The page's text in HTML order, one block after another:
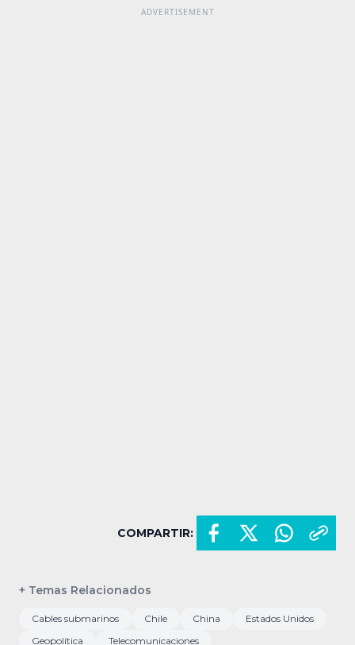
COMPARTIR:
+ Temas Relacionados
Cables submarinos Chile China
Estados Unidos
Geopolítica
Telecomunicaciones